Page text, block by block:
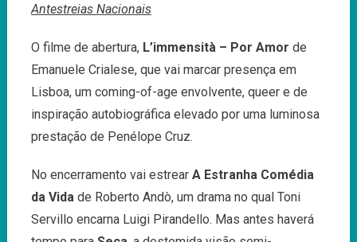
Antestreias Nacionais
O filme de abertura, L’immensità – Por Amor de
Emanuele Crialese, que vai marcar presença em
Lisboa, um coming-of-age envolvente, queer e de
inspiração autobiográfica elevado por uma luminosa
prestação de Penélope Cruz.
No encerramento vai estrear A Estranha Comédia
da Vida de Roberto Andò, um drama no qual Toni
Servillo encarna Luigi Pirandello. Mas antes haverá